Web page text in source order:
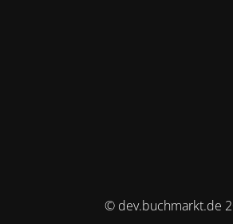
© dev.buchmarkt.de